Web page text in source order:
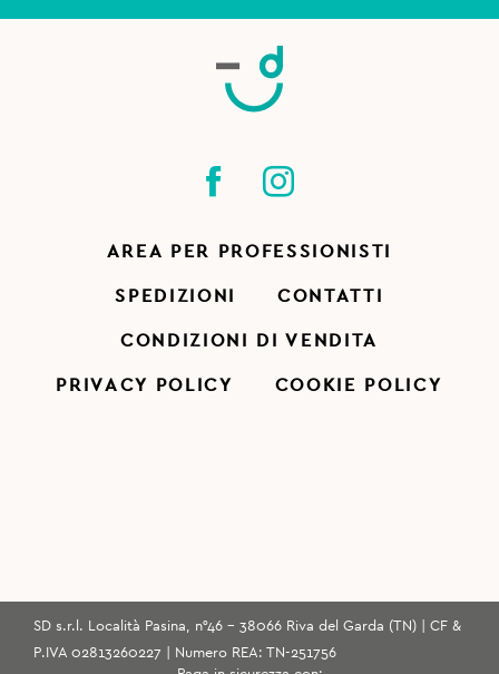
AREA PER PROFESSIONISTI
SPEDIZIONI CONTATTI
CONDIZIONI DI VENDITA
PRIVACY POLICY COOKIE POLICY
SD s.r.l. Località Pasina, n°46 - 38066 Riva del Garda (TN) | CF &
P.IVA 02813260227 | Numero REA: TN-251756